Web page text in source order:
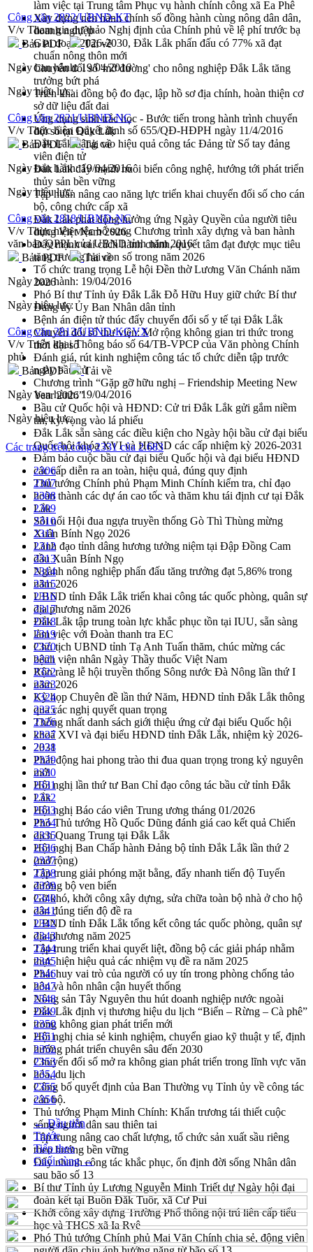
làm việc tại Trung tâm Phục vụ hành chính công xã Ea Phê
Xây dựng nền hành chính số đồng hành cùng nông dân dân,
doanh nghiệp
Giai đoạn 2026-2030, Đắk Lắk phấn đấu có 77% xã đạt
chuẩn nông thôn mới
Chuyển đổi số 'mở đường' cho nông nghiệp Đắk Lắk tăng
trưởng bứt phá
Triển khai đồng bộ đo đạc, lập hồ sơ địa chính, hoàn thiện cơ
sở dữ liệu đất đai
Ứng dụng sinh trắc học - Bước tiến trong hành trình chuyển
đổi số tại Đắk Lắk
Đắk Lắk nâng cao hiệu quả công tác Đảng từ Sổ tay đảng
viên điện tử
Đắk Lắk đẩy mạnh nuôi biển công nghệ, hướng tới phát triển
thủy sản bền vững
Tập huấn nâng cao năng lực triển khai chuyển đổi số cho cán
bộ, công chức cấp xã
Đắk Lắk phát động hưởng ứng Ngày Quyền của người tiêu
dùng Việt Nam 2026
Đẩy mạnh cải cách hành chính, quyết tâm đạt được mục tiêu
tăng trưởng hai con số trong năm 2026
Tổ chức trang trọng Lễ hội Đền thờ Lương Văn Chánh năm
2026
Phó Bí thư Tỉnh ủy Đắk Lắk Đỗ Hữu Huy giữ chức Bí thư
Đảng ủy Ủy Ban Nhân dân tỉnh
Bệnh án điện tử thúc đẩy chuyển đổi số y tế tại Đắk Lắk
Chuyển đổi số thư viện: Mở rộng không gian tri thức trong
thời đại số
Đánh giá, rút kinh nghiệm công tác tổ chức diễn tập trước
ngày bầu cử
Chương trình “Gặp gỡ hữu nghị – Friendship Meeting New
Year 2026”
Bầu cử Quốc hội và HĐND: Cử tri Đắk Lắk gửi gắm niềm
tin, kỳ vọng vào lá phiếu
Đắk Lắk sẵn sàng các điều kiện cho Ngày hội bầu cử đại biểu
Quốc hội khóa XVI và HĐND các cấp nhiệm kỳ 2026-2031
Đảm bảo cuộc bầu cử đại biểu Quốc hội và đại biểu HĐND
các cấp diễn ra an toàn, hiệu quả, đúng quy định
Thủ tướng Chính phủ Phạm Minh Chính kiểm tra, chỉ đạo
hoàn thành các dự án cao tốc và thăm khu tái định cư tại Đắk
Lắk
Sôi nổi Hội đua ngựa truyền thống Gò Thì Thùng mừng
Xuân Bính Ngọ 2026
Lãnh đạo tỉnh dâng hương tưởng niệm tại Đập Đồng Cam
đầu Xuân Bính Ngọ
Ngành nông nghiệp phấn đấu tăng trưởng đạt 5,86% trong
năm 2026
UBND tỉnh Đắk Lắk triển khai công tác quốc phòng, quân sự
địa phương năm 2026
Đắk Lắk tập trung toàn lực khắc phục tồn tại IUU, sẵn sàng
làm việc với Đoàn thanh tra EC
Chủ tịch UBND tỉnh Tạ Anh Tuấn thăm, chúc mừng các
bệnh viện nhân Ngày Thầy thuốc Việt Nam
Rộn ràng lễ hội truyền thống Sông nước Đà Nông lần thứ I
năm 2026
Kỳ họp Chuyên đề lần thứ Năm, HĐND tỉnh Đắk Lắk thông
qua các nghị quyết quan trọng
Thống nhất danh sách giới thiệu ứng cử đại biểu Quốc hội
khoá XVI và đại biểu HĐND tỉnh Đắk Lắk, nhiệm kỳ 2026-
2031
Phát động hai phong trào thi đua quan trọng trong kỷ nguyên
mới
Hội nghị lần thứ tư Ban Chỉ đạo công tác bầu cử tỉnh Đắk
Lắk
Hội nghị Báo cáo viên Trung ương tháng 01/2026
Phó Thủ tướng Hồ Quốc Dũng đánh giá cao kết quả Chiến
dịch Quang Trung tại Đắk Lắk
Hội nghị Ban Chấp hành Đảng bộ tỉnh Đắk Lắk lần thứ 2
(mở rộng)
Tập trung giải phóng mặt bằng, đẩy nhanh tiến độ Tuyến
đường bộ ven biển
Gỡ khó, khởi công xây dựng, sửa chữa toàn bộ nhà ở cho hộ
dân đúng tiến độ đề ra
UBND tỉnh Đắk Lắk tổng kết công tác quốc phòng, quân sự
địa phương năm 2025
Tập trung triển khai quyết liệt, đồng bộ các giải pháp nhằm
thực hiện hiệu quả các nhiệm vụ đề ra năm 2025
Phát huy vai trò của người có uy tín trong phòng chống tảo
hôn và hôn nhân cận huyết thống
Nông sản Tây Nguyên thu hút doanh nghiệp nước ngoài
Đắk Lắk định vị thương hiệu du lịch “Biển – Rừng – Cà phê”
trong không gian phát triển mới
Hội nghị chia sẻ kinh nghiệm, chuyển giao kỹ thuật y tế, định
hướng phát triển chuyên sâu đến 2030
Chuyển đổi số mở ra không gian phát triển trong lĩnh vực văn
hóa, du lịch
Công bố quyết định của Ban Thường vụ Tỉnh ủy về công tác
cán bộ.
Thủ tướng Phạm Minh Chính: Khẩn trương tái thiết cuộc
sống người dân sau thiên tai
Tập trung nâng cao chất lượng, tổ chức sản xuất sầu riêng
theo hướng bền vững
Đẩy nhanh công tác khắc phục, ổn định đời sống Nhân dân
sau bão số 13
Bí thư Tỉnh ủy Lương Nguyễn Minh Triết dự Ngày hội đại
đoàn kết tại Buôn Đăk Tuôr, xã Cư Pui
Khởi công xây dựng Trường Phổ thông nội trú liên cấp tiểu
học và THCS xã Ia Rvê
Phó Thủ tướng Chính phủ Mai Văn Chính chia sẻ, động viên
Công văn 2822/UBND-KT
V/v Tham gia dự thảo Nghị định của Chính phủ về lệ phí trước bạ
Bản PDF
Tải về
Ngày ban hành:19/04/2016
Ngày hiệu lực:
Công văn 2821/UBND-NC
V/v Thực hiện Quyết định số 655/QĐ-HĐPH ngày 11/4/2016
Bản PDF
Tải về
Ngày ban hành:19/04/2016
Ngày hiệu lực:
Công văn 2818/UBND-NC
V/v Thực hiện việc bổ sung Chương trình xây dựng và ban hành
văn bản QPPL của UBND tỉnh năm 2016
Bản PDF
Tải về
Ngày ban hành: 19/04/2016
Ngày hiệu lực:
Công văn 2813/UBND-KGVX
V/v Triển khai Thông báo số 64/TB-VPCP của Văn phòng Chính
phủ
Bản PDF
Tải về
Ngày ban hành:19/04/2016
Ngày hiệu lực:
Các trang trên cổng 2331 của 2.683
2306
2307
2308
2309
2310
2311
2312
2313
2314
2315
2316
2317
2318
2319
2320
2321
2322
2323
2324
2325
2326
2327
2328
2329
2330
2331
2332
2333
2334
2335
2336
2337
2338
2339
2340
2341
2342
2343
2344
2345
2346
2347
2348
2349
2350
2351
2352
2353
2354
2355
2356
← Đầu tiên
Trước
Tiếp theo
Cuối cùng →